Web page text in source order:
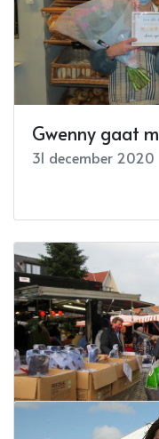
Wensen van
31 december 2020
Gwenny gaat
31 december 2020